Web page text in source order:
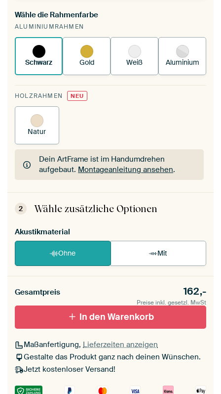
Du spannst einen wechselbaren Textiltuch in
deinen vorhandenen ArtFrame™.
funktioniert es.
Wähle die Rahmenfarbe
ALUMINIUMRAHMEN
Schwarz Gold Weiß Aluminium
HOLZRAHMEN NEU
Natur
Dein ArtFrame ist im Handumdrehen
aufgebaut. Montageanleitung ansehen.
Dein ArtFrame ist im Handumdrehen
aufgebaut.Montageanleitung ansehen
2 Wähle zusätzliche Optionen
Akustikmaterial
Ohne Mit
Gesamtpreis 162,-
Preise inkl. gesetzl. MwSt
In den Warenkorb
Maßanfertigung, Lieferzeiten anzeigen
Gestalte das Produkt ganz nach deinen Wünschen.
Jetzt kostenloser Versand!